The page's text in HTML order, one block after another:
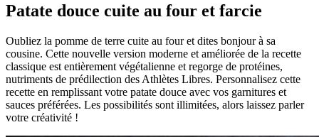
Patate douce cuite au four et farcie
Oubliez la pomme de terre cuite au four et dites bonjour à sa
cousine. Cette nouvelle version moderne et améliorée de la recette
classique est entièrement végétalienne et regorge de protéines,
nutriments de prédilection des Athlètes Libres. Personnalisez cette
recette en remplissant votre patate douce avec vos garnitures et
sauces préférées. Les possibilités sont illimitées, alors laissez parler
votre créativité !